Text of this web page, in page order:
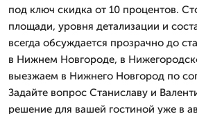
под ключ скидка от 10 процентов.
площади, уровня детализации и
всегда обсуждается прозрачно до
в Нижнем Новгороде, в
выезжаем в Нижнего Новгород по
Задайте вопрос Станиславу и
решение для вашей гостиной уже в